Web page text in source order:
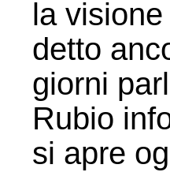
la
detto
giorni
Rubio
si apre